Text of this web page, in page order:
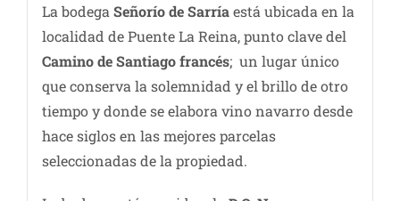
La bodega Señorío de Sarríaestá ubicada en la
localidad de Puente La Reina, punto clave del
Camino de Santiago francés; un lugar único
que conserva la solemnidad y el brillo de otro
tiempo y donde se elabora vino navarro desde
hace siglos en las mejores parcelas
seleccionadas de la propiedad.